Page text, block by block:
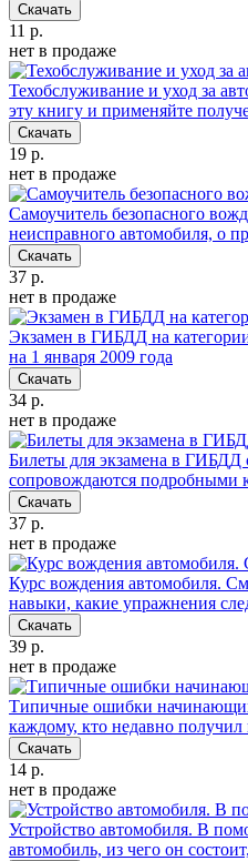
Скачать
11 р.
нет в продаже
Техобслуживание и уход за
эту книгу и применяйте
Скачать
19 р.
нет в продаже
Самоучитель безопасного
неисправного автомобиля, о
Скачать
37 р.
нет в продаже
Экзамен в ГИБДД на
на 1 января 2009 года
Скачать
34 р.
нет в продаже
Билеты для экзамена в ГИБДД
сопровождаются подробными
Скачать
37 р.
нет в продаже
Курс вождения автомобиля.
навыки, какие упражнения
Скачать
39 р.
нет в продаже
Типичные ошибки
каждому, кто недавно получил
Скачать
14 р.
нет в продаже
Устройство автомобиля. В
автомобиль, из чего он